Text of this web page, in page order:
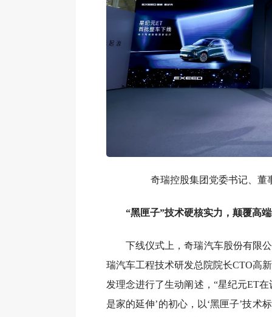
奇瑞控股集团党委书记、董
“黑匣子”技术硬核实力，颠覆高
下线仪式上，奇瑞汽车股份有限
瑞汽车工程技术研发总院院长CTO高
发理念进行了生动阐述，“星纪元ET在
是家的延伸’的初心，以‘黑匣子’技术